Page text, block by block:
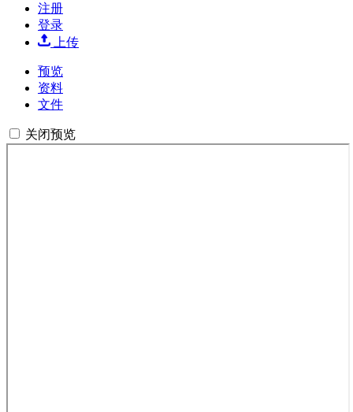
注册
登录
上传
预览
资料
文件
关闭预览